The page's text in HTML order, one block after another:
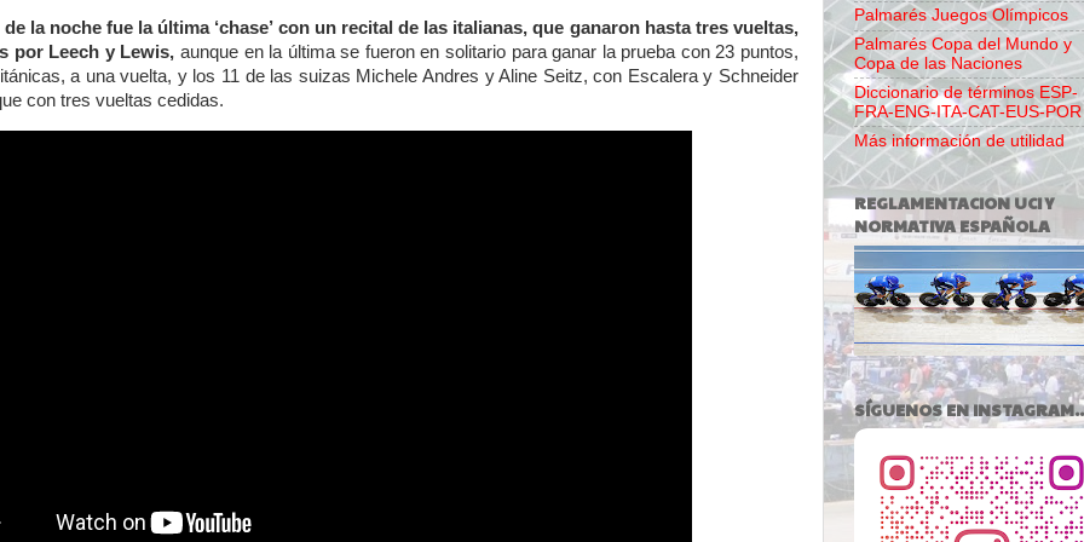
la noche fue la última ‘chase’ con un recital de las italianas, que ganaron hasta tres vueltas,
por Leech y Lewis, aunque en la última se fueron en solitario para ganar la prueba con 23 puntos,
a una vuelta, y los 11 de las suizas Michele Andres y Aline Seitz, con Escalera y Schneider
con tres vueltas cedidas.
Palmarés Juegos Olímpicos
Palmarés Copa del Mundo y
Copa de las Naciones
Diccionario de términos ESP-
FRA-ENG-ITA-CAT-EUS-POR
Más información de utilidad
REGLAMENTACION UCI Y
NORMATIVA ESPAÑOLA
SÍGUENOS EN